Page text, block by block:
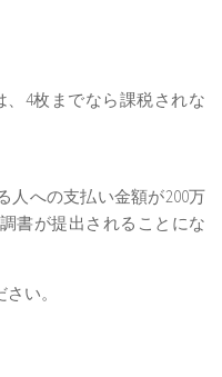
4枚までなら課税されな
人への支払い金額が200万
書が提出されることにな
い。